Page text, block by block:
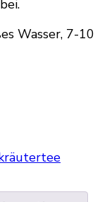
Wasser, 7-10